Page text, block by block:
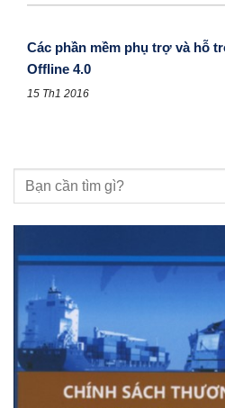
Các phần mềm phụ trợ và hỗ
Offline 4.0
15 Th1 2016